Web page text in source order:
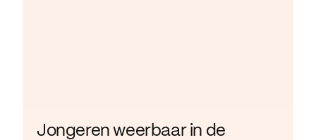
Jongeren weerbaar in de